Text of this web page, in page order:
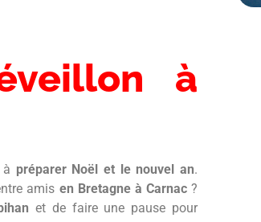
à
préparer Noël et le nouvel an.
amis en Bretagne à Carnac?
et de faire une pause pour